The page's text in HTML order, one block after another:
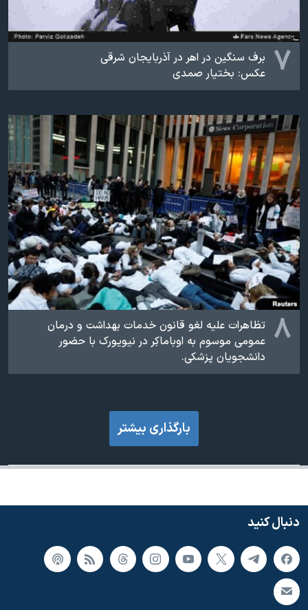
۷ برف سنگین در اهر در آذربایجان شرقی
عکس: بختیار صمدی
۸ تظاهرات علیه لغو قانون خدمات بهداشت و درمان
عمومی موسوم به اوباماکِر در نیویورک با حضور
دانشجویان پزشکی.
بارگذاری بیشتر
دنبال کنید